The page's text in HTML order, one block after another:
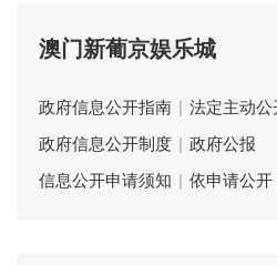
澳门新葡京娱乐城
政府信息公开指南 | 法定主动公
政府信息公开制度 | 政府公报
信息公开申请须知 | 依申请公开